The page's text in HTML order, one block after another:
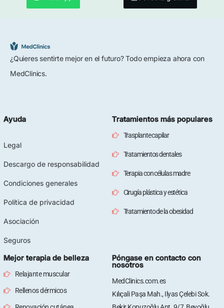
¿Quieres sentirte mejor en el futuro? Todo empieza ahora con
MedClinics.
Ayuda
Legal
Descargo de responsabilidad
Condiciones generales
Política de privacidad
Asociación
Seguros
Tratamientos más populares
Trasplante capilar
Tratamientos dentales
Terapia con células madre
Cirugía plástica y estética
Tratamiento de la obesidad
Mejor terapia de belleza
Relajante muscular
Rellenos dérmicos
Póngase en contacto con
nosotros
MedClinics.com.es
Kılıçali Paşa Mah., Ilyas Çelebi Sok.